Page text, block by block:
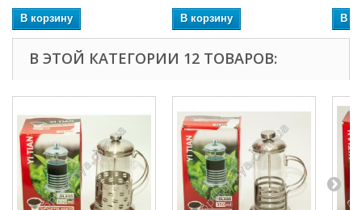
В корзину В корзину В
В ЭТОЙ КАТЕГОРИИ 12 ТОВАРОВ: